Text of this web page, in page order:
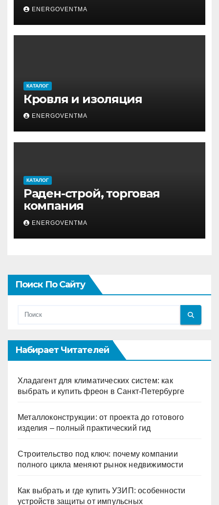
ENERGOVENTMA
КАТАЛОГ
Кровля и изоляция
ENERGOVENTMA
КАТАЛОГ
Раден-строй, торговая
компания
ENERGOVENTMA
Поиск По Сайту
Набирает Читателей
Хладагент для климатических систем: как
выбрать и купить фреон в Санкт-Петербурге
Металлоконструкции: от проекта до готового
изделия – полный практический гид
Строительство под ключ: почему компании
полного цикла меняют рынок недвижимости
Как выбрать и где купить УЗИП: особенности
устройств защиты от импульсных